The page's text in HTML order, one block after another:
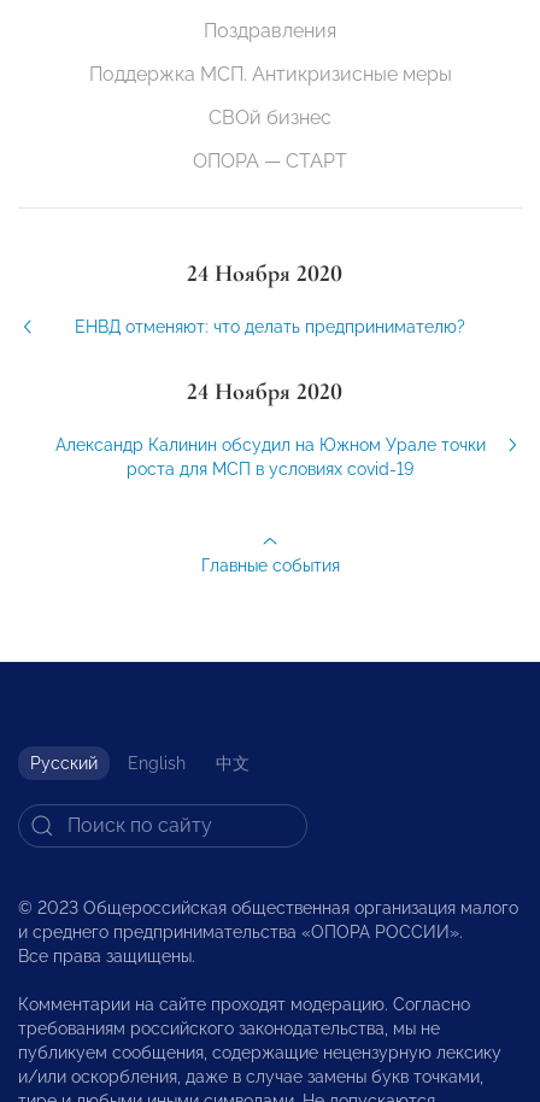
Поздравления
Поддержка МСП. Антикризисные меры
СВОй бизнес
ОПОРА — СТАРТ
24 Ноября 2020
ЕНВД отменяют: что делать предпринимателю?
24 Ноября 2020
Александр Калинин обсудил на Южном Урале точки
роста для МСП в условиях covid-19
Главные события
Русский English 中文
© 2023 Общероссийская общественная организация малого
и среднего предпринимательства «ОПОРА РОССИИ».
Все права защищены.
Комментарии на сайте проходят модерацию. Согласно
требованиям российского законодательства, мы не
публикуем сообщения, содержащие нецензурную лексику
и/или оскорбления, даже в случае замены букв точками,